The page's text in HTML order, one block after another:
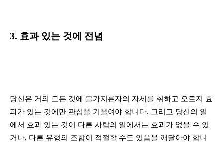
3. 효과 있는 것에 전념
당신은 거의 모든 것에 불가지론자의 자세를 취하고 오로지 효
과가 있는 것에만 관심을 기울여야 합니다. 그리고 당신의 일
에서 효과 있는 것이 다른 사람의 일에서는 효과가 없을 수 있
거나, 다른 유형의 조합이 적절할 수도 있음을 깨달아야 합니